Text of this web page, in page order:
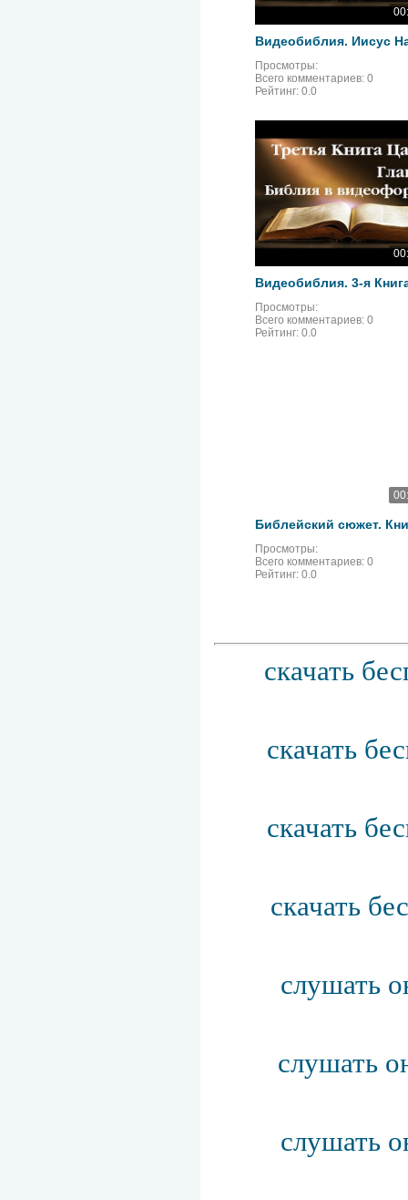
Просмотры:
Всего комментариев: 0
Рейтинг: 0.0
Просмотры:
Всего комментариев: 0
Рейтинг: 0.0
Просмотры:
Всего комментариев: 0
Рейтинг: 0.0
скачать
скачать
скачать
скачать
слушать
слушать
слушать